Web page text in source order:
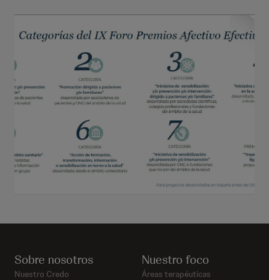
Sobre nosotros
Nuestro Credo
Nuestro foco
Áreas terapéuticas